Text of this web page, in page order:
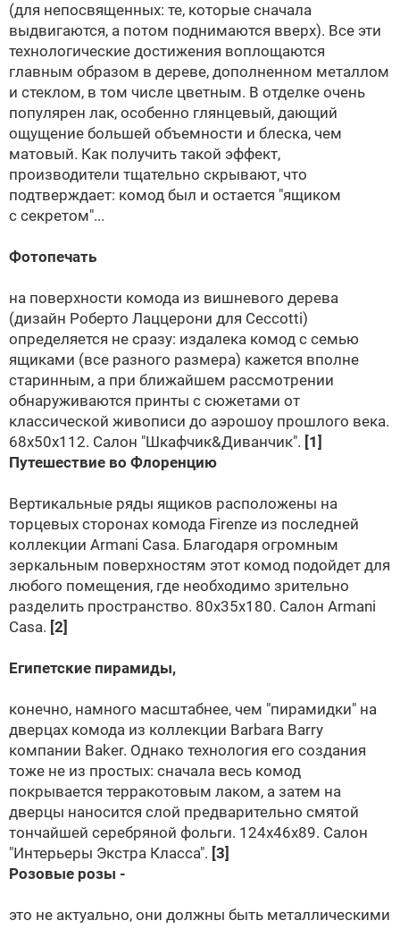
(для непосвященных: те, которые сначала
выдвигаются, а потом поднимаются вверх). Все эти
технологические достижения воплощаются
главным образом в дереве, дополненном металлом
и стеклом, в том числе цветным. В отделке очень
популярен лак, особенно глянцевый, дающий
ощущение большей объемности и блеска, чем
матовый. Как получить такой эффект,
производители тщательно скрывают, что
подтверждает: комод был и остается "ящиком
с секретом"...
Фотопечать
на поверхности комода из вишневого дерева
(дизайн Роберто Лаццерони для Ceccotti)
определяется не сразу: издалека комод с семью
ящиками (все разного размера) кажется вполне
старинным, а при ближайшем рассмотрении
обнаруживаются принты с сюжетами от
классической живописи до аэрошоу прошлого века.
68х50х112. Салон "Шкафчик&Диванчик". [1]
Путешествие во Флоренцию
Вертикальные ряды ящиков расположены на
торцевых сторонах комода Firenze из последней
коллекции Armani Casa. Благодаря огромным
зеркальным поверхностям этот комод подойдет для
любого помещения, где необходимо зрительно
разделить пространство. 80x35x180. Салон Armani
Casa. [2]
Египетские пирамиды,
конечно, намного масштабнее, чем "пирамидки" на
дверцах комода из коллекции Barbara Barry
компании Baker. Однако технология его создания
тоже не из простых: сначала весь комод
покрывается терракотовым лаком, а затем на
дверцы наносится слой предварительно смятой
тончайшей серебряной фольги. 124х46х89. Салон
"Интерьеры Экстра Класса". [3]
Розовые розы -
это не актуально, они должны быть металлическими